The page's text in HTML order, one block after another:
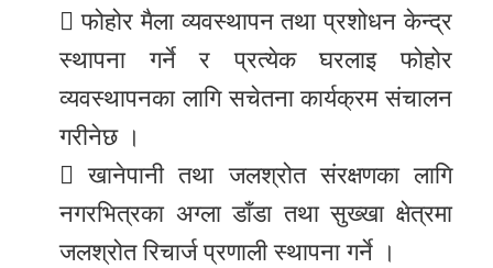
 फोहोर मैला व्यवस्थापन तथा प्रशोधन केन्द्र
स्थापना गर्ने र प्रत्येक घरलाइ फोहोर
व्यवस्थापनका लागि सचेतना कार्यक्रम संचालन
गरीनेछ ।
 खानेपानी तथा जलश्रोत संरक्षणका लागि
नगरभित्रका अग्ला डाँडा तथा सुख्खा क्षेत्रमा
जलश्रोत रिचार्ज प्रणाली स्थापना गर्ने ।